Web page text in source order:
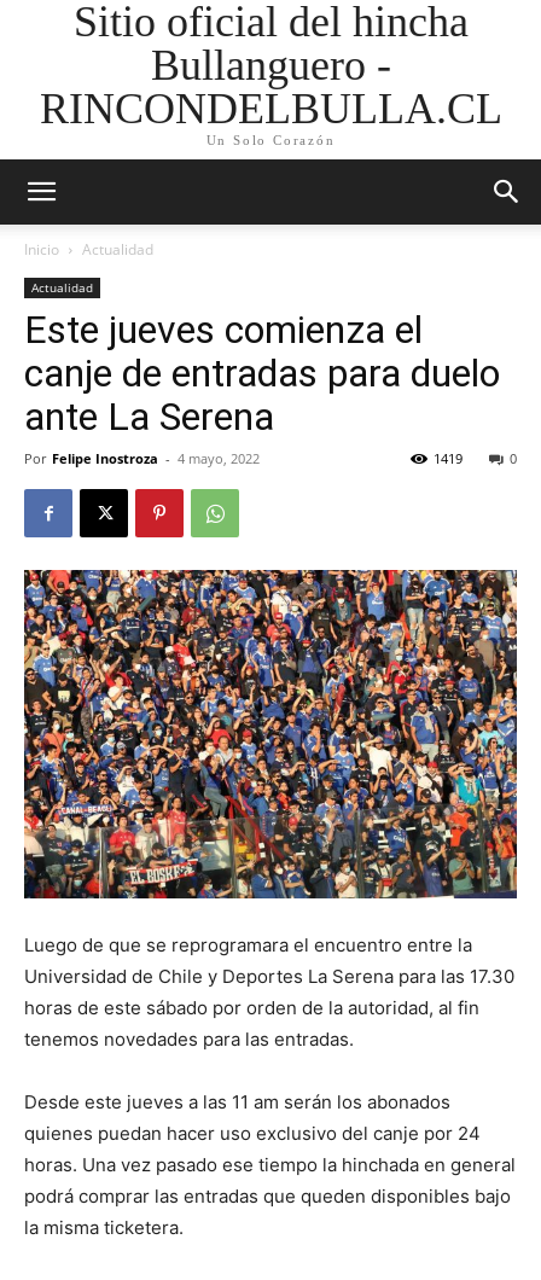
Sitio oficial del hincha
Bullanguero -
RINCONDELBULLA.CL
Un Solo Corazón
Inicio Actualidad
Actualidad
Este jueves comienza el
canje de entradas para duelo
ante La Serena
Por Felipe Inostroza - 4 mayo, 2022 0
1419
Luego de que se reprogramara el encuentro entre la
Universidad de Chile y Deportes La Serena para las 17.30
horas de este sábado por orden de la autoridad, al fin
tenemos novedades para las entradas.
Desde este jueves a las 11 am serán los abonados
quienes puedan hacer uso exclusivo del canje por 24
horas. Una vez pasado ese tiempo la hinchada en general
podrá comprar las entradas que queden disponibles bajo
la misma ticketera.